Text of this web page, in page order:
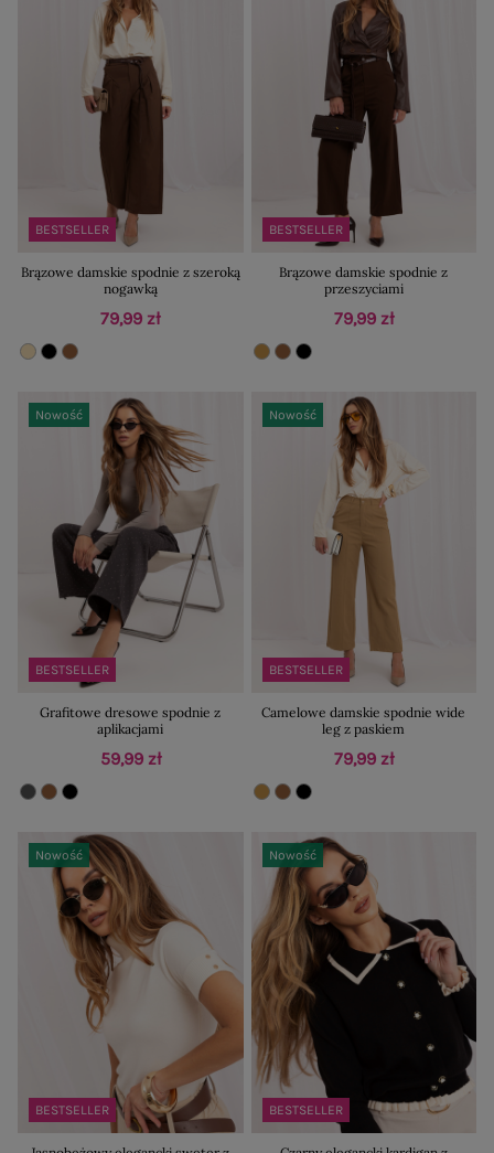
BESTSELLER
Brązowe damskie spodnie z szeroką
nogawką
79,99 zł
BESTSELLER
Brązowe damskie spodnie z
przeszyciami
79,99 zł
BESTSELLER
Nowość
Grafitowe dresowe spodnie z
aplikacjami
59,99 zł
BESTSELLER
Nowość
Camelowe damskie spodnie wide
leg z paskiem
79,99 zł
BESTSELLER
Nowość
BESTSELLER
Nowość